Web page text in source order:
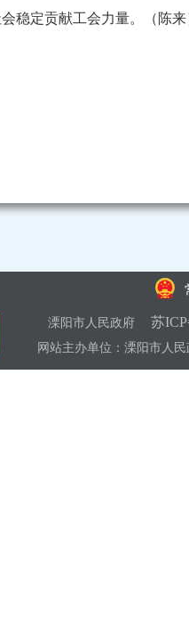
稳定贡献工会力量。（陈来
溧阳市人民政府 苏
网站主办单位：溧阳市人